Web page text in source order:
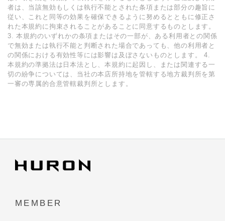
者は、当該無効もしくは執⾏不能とされた条項または部分の趣旨に
従い、これと同等の効果を確保できるように努めるとともに修正さ
れた本規約に拘束されることがあることに同意するものとします。
3. 本規約のいずれかの条項またはその⼀部が、ある利⽤者との関係
で無効または執⾏不能と判断された場合であっても、他の利⽤者と
の関係における有効性等には影響は及ぼさないものとします。 4.
本規約の準拠法は⽇本法とし、本規約に起因し、または関連する⼀
切の紛争については、当社の本店所持地を管轄する地⽅裁判所を第
⼀審の専属的合意管轄裁判所とします。
MEMBER